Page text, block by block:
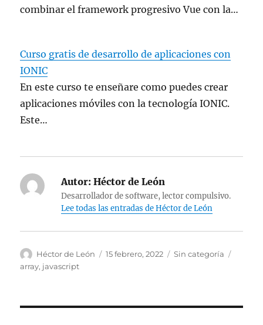
combinar el framework progresivo Vue con la…
Curso gratis de desarrollo de aplicaciones con
IONIC
En este curso te enseñare como puedes crear
aplicaciones móviles con la tecnología IONIC.
Este…
Autor: Héctor de León
Desarrollador de software, lector compulsivo.
Lee todas las entradas de Héctor de León
Autor
Héctor de León
Publicado
15 febrero, 2022 Categorías
Sin categoría
array, javascript